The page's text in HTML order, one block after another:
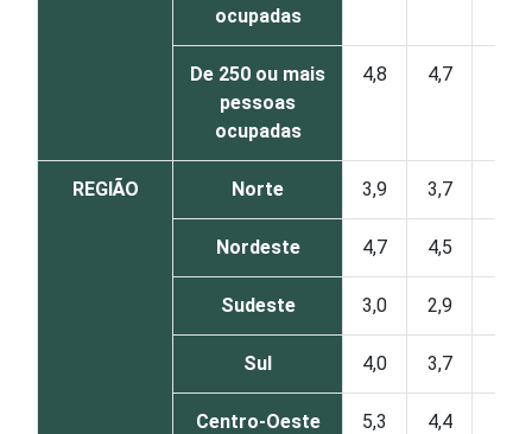
ocupadas
De 250 ou mais
pessoas
ocupadas
4,8 4,7
REGIÃO Norte 3,9 3,7
Nordeste 4,7 4,5
Sudeste 3,0 2,9
Sul 4,0 3,7
Centro-Oeste 5,3 4,4